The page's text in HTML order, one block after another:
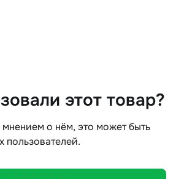
этот товар?
о нём, это может быть
пользователей.